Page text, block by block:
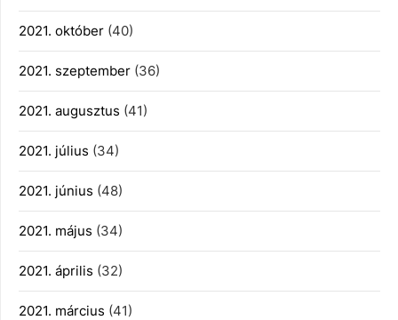
2021. október (40)
2021. szeptember (36)
2021. augusztus (41)
2021. július (34)
2021. június (48)
2021. május (34)
2021. április (32)
2021. március (41)